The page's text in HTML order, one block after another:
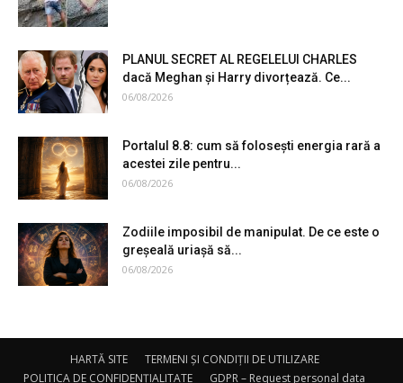
PLANUL SECRET AL REGELELUI CHARLES
dacă Meghan și Harry divorțează. Ce...
06/08/2026
Portalul 8.8: cum să folosești energia rară a
acestei zile pentru...
06/08/2026
Zodiile imposibil de manipulat. De ce este o
greșeală uriașă să...
06/08/2026
HARTĂ SITE
TERMENI ȘI CONDIȚII DE UTILIZARE
POLITICA DE CONFIDENȚIALITATE
GDPR – Request personal data